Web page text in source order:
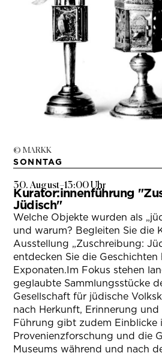
© MARKK
SONNTAG
30. August–13:00 Uhr
Kurator:innenführung
Jüdisch"
Welche Objekte wurden als
und warum? Begleiten Sie die
Ausstellung „Zuschreibung:
entdecken Sie die Geschichten
Exponaten.Im Fokus stehen
geglaubte Sammlungsstücke
Gesellschaft für jüdische
nach Herkunft, Erinnerung
Führung gibt zudem Einblicke
Provenienzforschung und die
Museums während und nach